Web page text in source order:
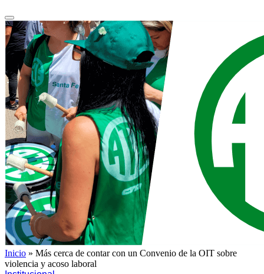
Inicio » Más cerca de contar con un Convenio de la OIT sobre
violencia y acoso laboral